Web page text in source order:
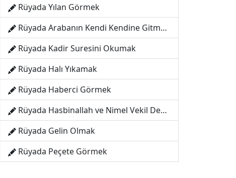
Rüyada Yılan Görmek
Rüyada Arabanın Kendi Kendine Gitmesi
Rüyada Kadir Suresini Okumak
Rüyada Halı Yıkamak
Rüyada Haberci Görmek
Rüyada Hasbinallah ve Nimel Vekil Demek
Rüyada Gelin Olmak
Rüyada Peçete Görmek